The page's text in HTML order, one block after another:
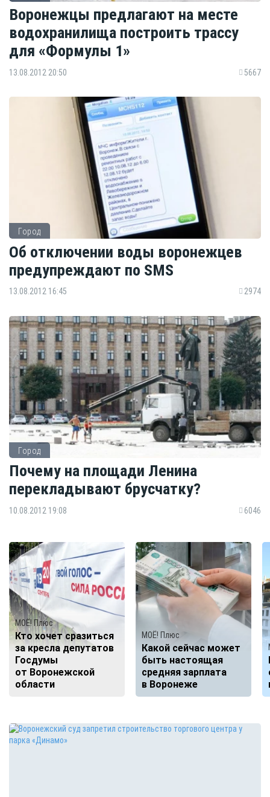
Воронежцы предлагают на месте
водохранилища построить трассу
для «Формулы 1»
13.08.2012 20:50 5667
Город
Об отключении воды воронежцев
предупреждают по SMS
13.08.2012 16:45 2974
Город
Почему на площади Ленина
перекладывают брусчатку?
10.08.2012 19:08 6046
МОЁ! Плюс
Кто хочет сразиться
за кресла депутатов
Госдумы
от Воронежской
области
МОЁ! Плюс
Какой сейчас может
быть настоящая
средняя зарплата
в Воронеже